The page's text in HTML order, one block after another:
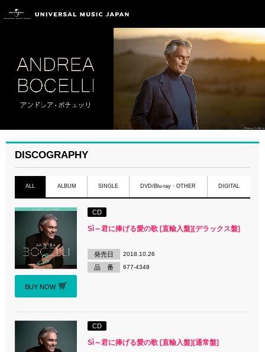
DISCOGRAPHY
ALL ALBUM SINGLE DVD/Blu-ray・OTHER DIGITAL
BUY NOW
CD
Sì～君に捧げる愛の歌 [直輸入盤][デラックス盤]
発売日 2018.10.26
品 番 677-4348
CD
Sì～君に捧げる愛の歌 [直輸入盤][通常盤]